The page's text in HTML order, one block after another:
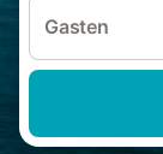
Gasten